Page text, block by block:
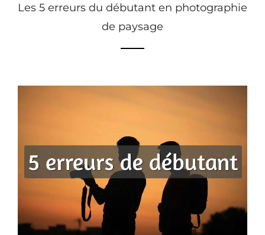
Les 5 erreurs du débutant en photographie
de paysage